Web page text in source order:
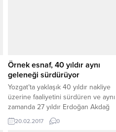
Örnek esnaf, 40 yıldır aynı
geleneği sürdürüyor
Yozgat’ta yaklaşık 40 yıldır nakliye
üzerine faaliyetini sürdüren ve aynı
zamanda 27 yıldır Erdoğan Akdağ
Mahallesi Muhtarı olan Mustafa
Gümüş (60) her sabah erken saatte
20.02.2017 0